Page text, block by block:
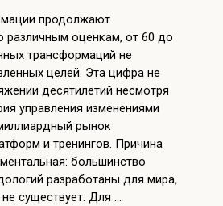
продолжают
различным оценкам, от 60 до
трансформаций не
целей. Эта цифра не
десятилетий несмотря
управления изменениями
рынок
и тренингов. Причина
большинство
разработаны для мира,
существует. Для …